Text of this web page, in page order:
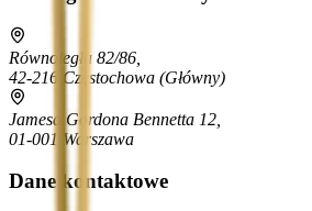
Równoległa 82/86,
42-216 Częstochowa (Główny)
Jamesa Gordona Bennetta 12,
01-001 Warszawa
Dane kontaktowe